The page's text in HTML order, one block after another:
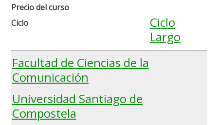
Precio del curso
Ciclo
Ciclo
Largo
Facultad de Ciencias de la
Comunicación
Universidad Santiago de
Compostela